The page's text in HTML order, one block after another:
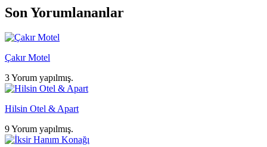
Son Yorumlananlar
Çakır Motel
3 Yorum yapılmış.
Hilsin Otel & Apart
9 Yorum yapılmış.